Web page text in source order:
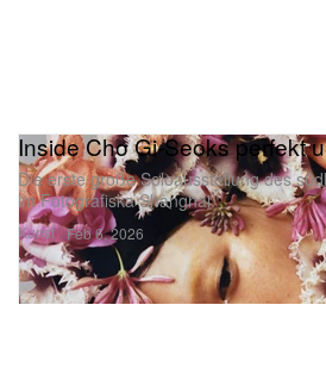
Kunst
Inside Cho Gi-Seoks perfekt
Die erste große Soloausstellung des
im Fotografiska Shanghai.
Feb 6, 2026